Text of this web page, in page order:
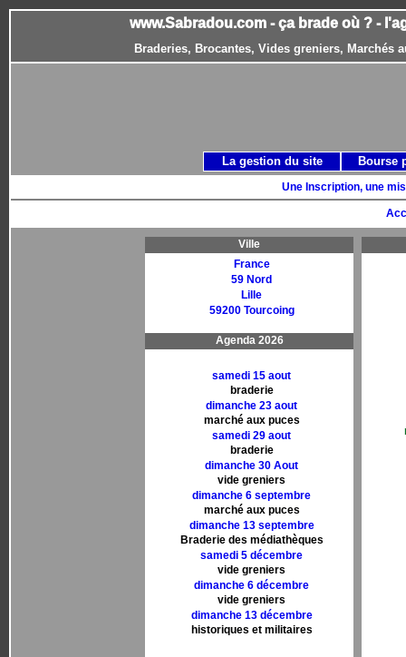
www.Sabradou.com - ça brade où ? -
Braderies, Brocantes, Vides greniers, Marchés
Une Inscription, une
Ville
France
59 Nord
Lille
59200 Tourcoing
Agenda 2026
samedi 15 aout
braderie
dimanche 23 aout
marché aux puces
samedi 29 aout
braderie
dimanche 30 Aout
vide greniers
dimanche 6 septembre
marché aux puces
dimanche 13 septembre
Braderie des médiathèques
samedi 5 décembre
vide greniers
dimanche 6 décembre
vide greniers
dimanche 13 décembre
historiques et militaires
La gestion du site Bourse